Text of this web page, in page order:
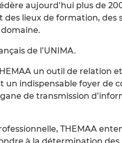
aujourd’hui plus de
des lieux de formation,
de l’UNIMA.
un outil de relation
un indispensable foyer de
de transmission
THEMAA